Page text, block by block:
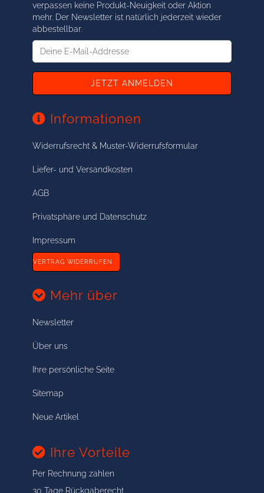
verpassen keine Produkt-Neuigkeit oder Aktion
mehr. Der Newsletter ist natürlich jederzeit wieder
abbestellbar.
Deine
Mail-
Informationen
Widerrufsrecht & Muster-Widerrufsformular
Liefer- und Versandkosten
AGB
Privatsphäre und Datenschutz
Impressum
VERTRAG WIDERRUFEN
Mehr über
Newsletter
Über uns
Ihre persönliche Seite
Sitemap
Neue Artikel
Ihre Vorteile
Per Rechnung zahlen
30 Tage Rückgaberecht